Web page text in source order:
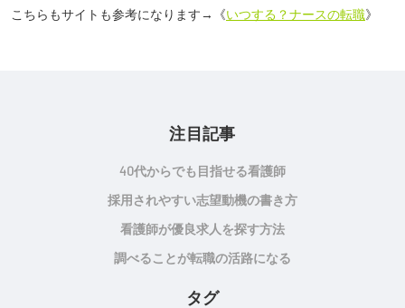
こちらもサイトも参考になります→《いつする？ナースの転職》
注目記事
40代からでも目指せる看護師
採用されやすい志望動機の書き方
看護師が優良求人を探す方法
調べることが転職の活路になる
タグ